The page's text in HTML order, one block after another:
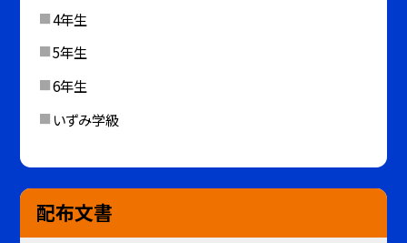
4年生
5年生
6年生
いずみ学級
配布文書